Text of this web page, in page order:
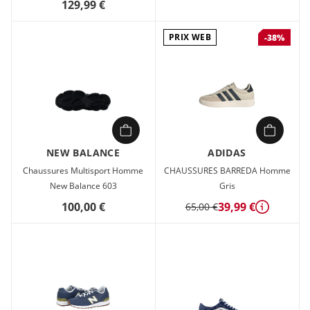
129,99 €
NEW BALANCE
Chaussures Multisport Homme
New Balance 603
100,00 €
PRIX WEB -38%
ADIDAS
CHAUSSURES BARREDA Homme
Gris
65,00 €39,99 € Détails